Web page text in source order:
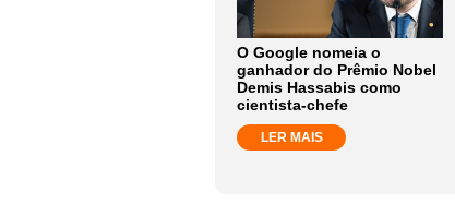
O Google nomeia o
ganhador do Prêmio Nobel
Demis Hassabis como
cientista-chefe
LER MAIS